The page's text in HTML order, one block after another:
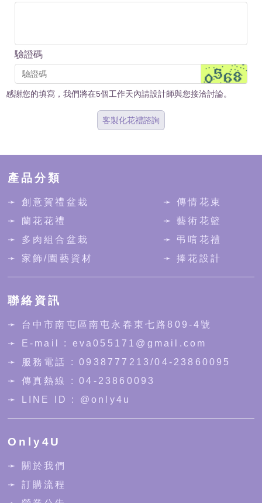
驗證碼
感謝您的填寫，我們將在5個工作天內請設計師與您接洽討論。
客製化花禮諮詢
產品分類
➛ 創意賀禮盆栽
➛ 蘭花花禮
➛ 多肉組合盆栽
➛ 家飾/園藝資材
➛ 傳情花束
➛ 藝術花籃
➛ 弔唁花禮
➛ 捧花設計
聯絡資訊
➛ 台中市南屯區南屯永春東七路809-4號
➛ E-mail : eva055171@gmail.com
➛ 服務電話 :0938777213/04-23860095
➛ 傳真熱線 : 04-23860093
➛ LINE ID : @only4u
Only4U
➛ 關於我們
➛ 訂購流程